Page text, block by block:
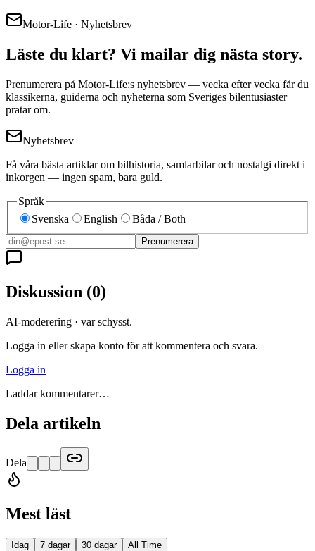
Motor-Life · Nyhetsbrev
Läste du klart? Vi mailar dig nästa story.
Prenumerera på Motor-Life:s nyhetsbrev — vecka efter vecka får du
klassikerna, guiderna och nyheterna som Sveriges bilentusiaster
pratar om.
Nyhetsbrev
Få våra bästa artiklar om bilhistoria, samlarbilar och nostalgi direkt i
inkorgen — ingen spam, bara guld.
Språk
Svenska
English Båda / Both
Prenumerera
Diskussion (0)
AI-moderering · var schysst.
Logga in eller skapa konto för att kommentera och svara.
Logga in
Laddar kommentarer…
Dela artikeln
Dela
Mest läst
Idag 7 dagar 30 dagar All Time